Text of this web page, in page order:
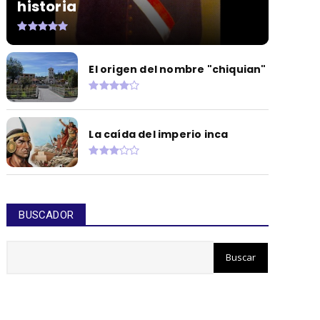
historia
El origen del nombre "chiquian"
La caída del imperio inca
BUSCADOR